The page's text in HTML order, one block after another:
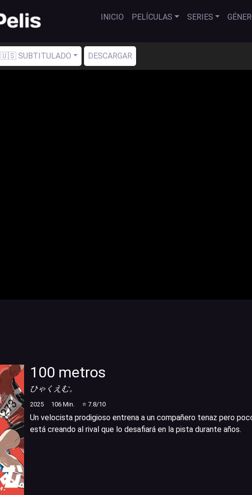
INICIO PELÍCULAS SERIES
🇺🇸 SUBTITULADO DESCARGAR
100 metros
ひゃくえむ。
2025 106 Min. ⭐ 7.8/10
Un velocista prodigioso entrena a un compañero tenaz pero
está creando al rival que lo desafiará en la pista durante años.